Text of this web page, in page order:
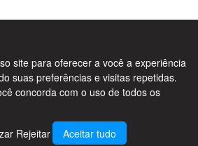
SL - C/ Nardo, 12 28250 - Torrelodones -
of Madrid. Volume 19.999. Book 0. Page 182.
ESB83964601. VAT not included.
site para oferecer a você a experiência
suas preferências e visitas repetidas.
concorda com o uso de todos os
Rejeitar Aceitar tudo